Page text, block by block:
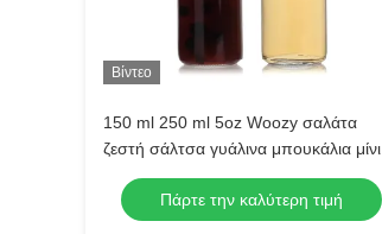
Βίντεο
150 ml 250 ml 5oz Woozy σαλάτα
ζεστή σάλτσα γυάλινα μπουκάλια μίνι
με ανθεκτικό μαύρο καπάκι
Πάρτε την καλύτερη τιμή